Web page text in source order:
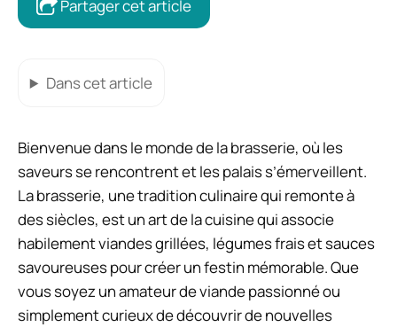
Partager cet article
Dans cet article
Bienvenue dans le monde de la brasserie, où les
saveurs se rencontrent et les palais s’émerveillent.
La brasserie, une tradition culinaire qui remonte à
des siècles, est un art de la cuisine qui associe
habilement viandes grillées, légumes frais et sauces
savoureuses pour créer un festin mémorable. Que
vous soyez un amateur de viande passionné ou
simplement curieux de découvrir de nouvelles